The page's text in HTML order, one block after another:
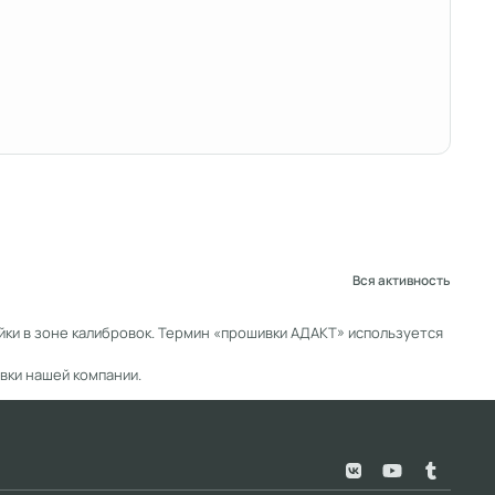
Вся активность
в зоне калибровок. Термин «прошивки АДАКТ» используется
нашей компании.
y